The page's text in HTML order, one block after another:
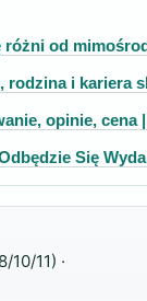
różni od
rodzina i kariera
opinie, cena
Się
10/11) ·